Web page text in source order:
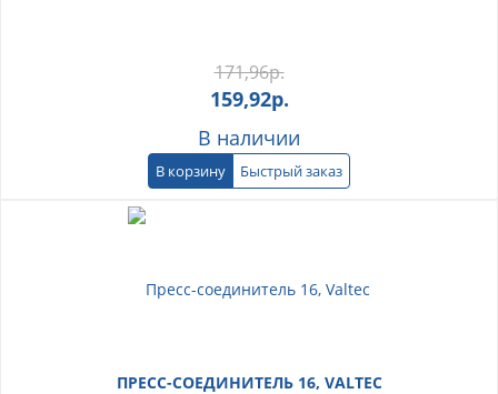
171,96р.
159,92р.
В наличии
В корзину Быстрый заказ
ПРЕСС-СОЕДИНИТЕЛЬ 16, VALTEC